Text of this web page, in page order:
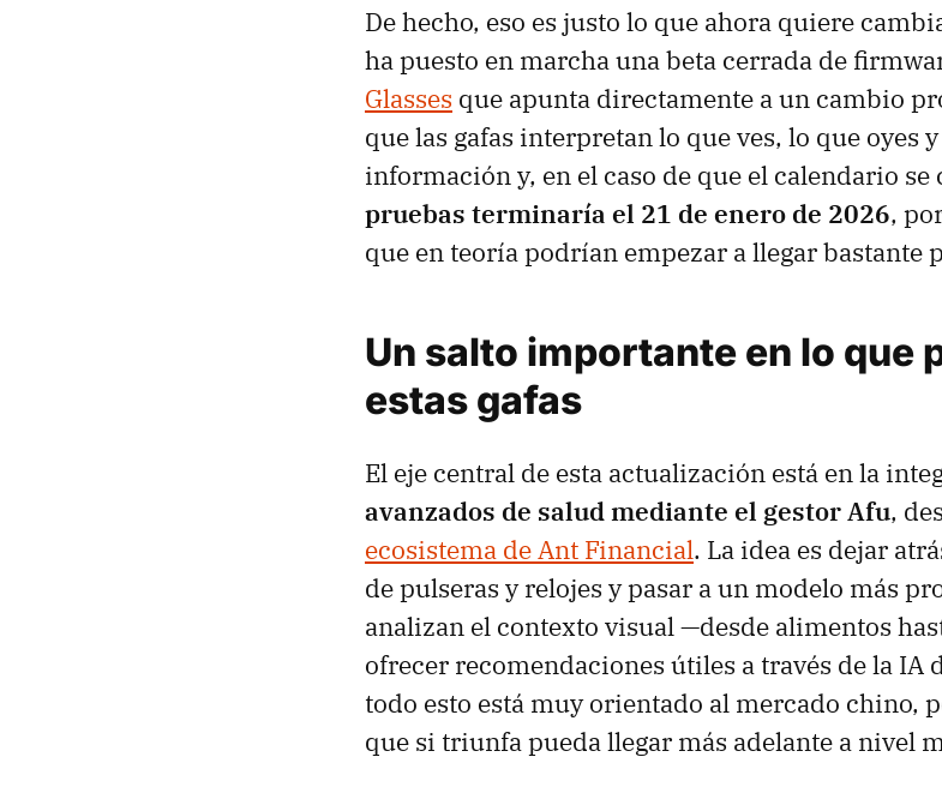
De hecho, eso es justo lo que ahora quiere
ha puesto en marcha una beta cerrada de
Glasses que apunta directamente a un cambio
que las gafas interpretan lo que ves, lo que oyes
información y, en el caso de que el calendario se
pruebas terminaría el 21 de enero de 2026,
que en teoría podrían empezar a llegar bastante
Un salto importante en lo que
estas gafas
El eje central de esta actualización está en la
avanzados de salud mediante el gestor Afu,
ecosistema de Ant Financial. La idea es dejar
de pulseras y relojes y pasar a un modelo más
analizan el contexto visual —desde alimentos
ofrecer recomendaciones útiles a través de la IA
todo esto está muy orientado al mercado chino,
que si triunfa pueda llegar más adelante a nivel